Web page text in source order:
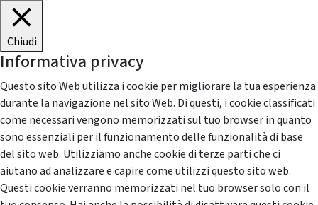
Chiudi
Informativa privacy
Questo sito Web utilizza i cookie per migliorare la tua esperienza
durante la navigazione nel sito Web. Di questi, i cookie classificati
come necessari vengono memorizzati sul tuo browser in quanto
sono essenziali per il funzionamento delle funzionalità di base
del sito web. Utilizziamo anche cookie di terze parti che ci
aiutano ad analizzare e capire come utilizzi questo sito web.
Questi cookie verranno memorizzati nel tuo browser solo con il